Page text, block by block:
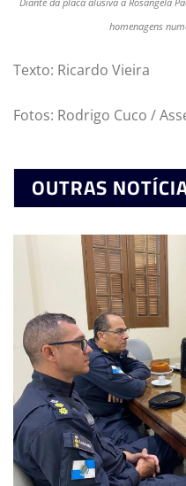
Diante da placa alusiva à Rosângela
homenagens
Texto: Ricardo Vieira
Fotos: Rodrigo Cuco /
OUTRAS